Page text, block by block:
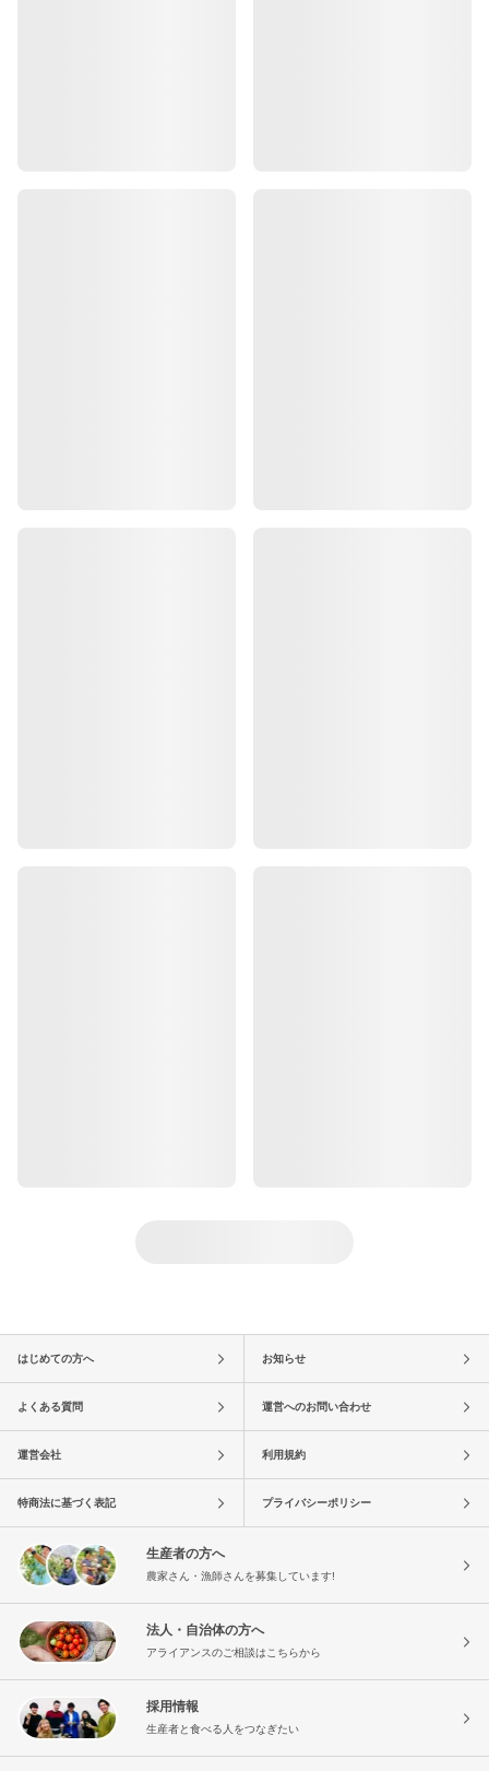
はじめての方へ お知らせ
よくある質問 運営へのお問い合わせ
運営会社 利用規約
特商法に基づく表記 プライバシーポリシー
生産者の方へ
農家さん・漁師さんを募集しています!
法人・自治体の方へ
アライアンスのご相談はこちらから
採用情報
生産者と食べる人をつなぎたい